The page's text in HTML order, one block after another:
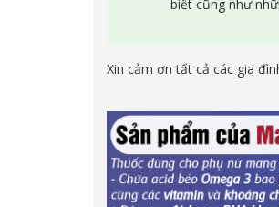
biết cũng như
Xin cảm ơn tất cả các gia